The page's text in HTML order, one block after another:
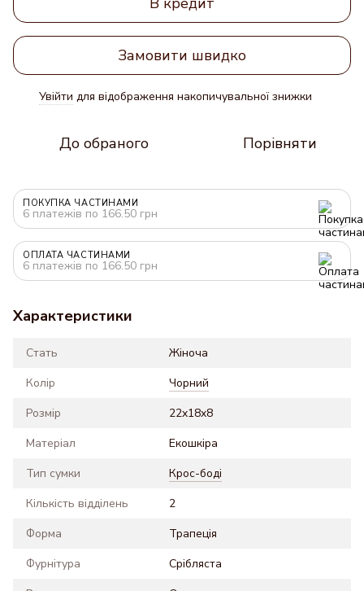
Замовити швидко
Увійти для відображення накопичувальної знижки
До обраного Порівняти
ПОКУПКА ЧАСТИНАМИ
6 платежів по 166.50 грн
ОПЛАТА ЧАСТИНАМИ
6 платежів по 166.50 грн
Характеристики
Стать
Жіноча
Колір
Чорний
Розмір
22x18x8
Матеріал
Екошкіра
Тип сумки
Крос-боді
Кількість відділень
2
Форма
Трапеція
Фурнітура
Срібляста